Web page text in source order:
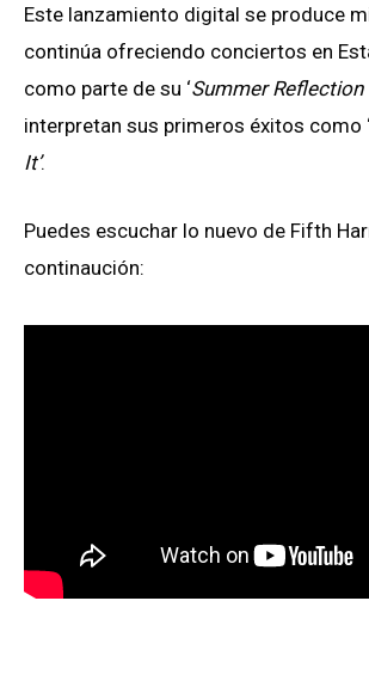
Este lanzamiento digital se produce
continúa ofreciendo conciertos en
como parte de su ‘Summer Reflection
interpretan sus primeros éxitos como
It’.
Puedes escuchar lo nuevo de Fifth
continaución: